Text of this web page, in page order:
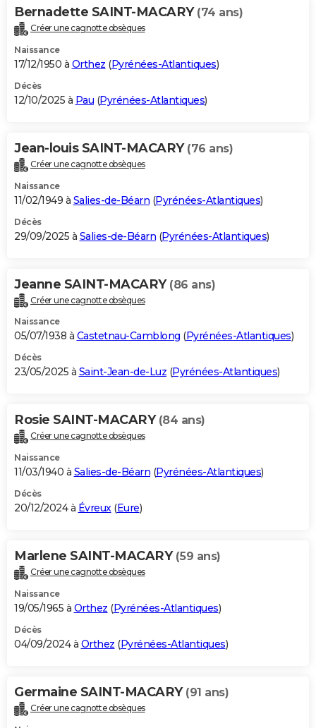
Bricolage
Lifestyle
Culture
Sport
Auto
Television
Voyage
Cinema
Bernadette SAINT-MACARY (74 ans)
Créer une cagnotte obsèques
Naissance
17/12/1950 à Orthez (Pyrénées-Atlantiques)
Décès
12/10/2025 à Pau (Pyrénées-Atlantiques)
Jean-louis SAINT-MACARY (76 ans)
Créer une cagnotte obsèques
Naissance
11/02/1949 à Salies-de-Béarn (Pyrénées-Atlantiques)
Décès
29/09/2025 à Salies-de-Béarn (Pyrénées-Atlantiques)
Jeanne SAINT-MACARY (86 ans)
Créer une cagnotte obsèques
Naissance
05/07/1938 à Castetnau-Camblong (Pyrénées-Atlantiques)
Décès
23/05/2025 à Saint-Jean-de-Luz (Pyrénées-Atlantiques)
Rosie SAINT-MACARY (84 ans)
Créer une cagnotte obsèques
Naissance
11/03/1940 à Salies-de-Béarn (Pyrénées-Atlantiques)
Décès
20/12/2024 à Évreux(Eure)
Marlene SAINT-MACARY (59 ans)
Créer une cagnotte obsèques
Naissance
19/05/1965 à Orthez (Pyrénées-Atlantiques)
Décès
04/09/2024 à Orthez (Pyrénées-Atlantiques)
Germaine SAINT-MACARY (91 ans)
Créer une cagnotte obsèques